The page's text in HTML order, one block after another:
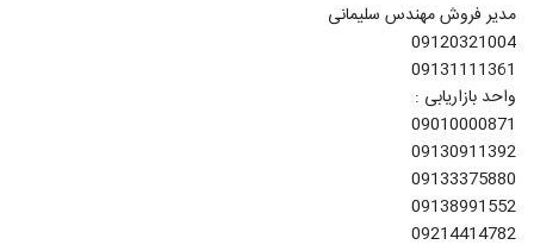
مدیر فروش مهندس سلیمانی
09120321004
09131111361
واحد بازاریابی :
09010000871
09130911392
09133375880
09138991552
09214414782